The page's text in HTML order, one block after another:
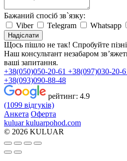
Бажаний спосіб зв`язку:
Viber
Telegram Whatsapp
Надіслати
Щось пішло не так! Спробуйте
Наш консультант незабаром
ваші запитання.
+38(050)050-20-61 +38(097)030-20-
+38(093)090-88-48
рейтинг: 4.9
(1099 відгуків)
Анкета Оферта
kuluar kuluarpohod.com
© 2026 KULUAR